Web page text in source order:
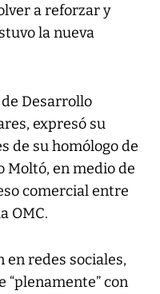
a reforzar y
la nueva
Desarrollo
expresó su
de su homólogo de
Moltó, en medio de
comercial entre
OMC.
en redes sociales,
“plenamente” con